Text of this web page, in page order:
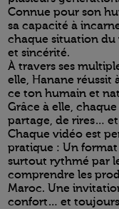
Connue pour son
sa capacité à
chaque situation du
et sincérité.
À travers ses
elle, Hanane réussit
ce ton humain et
Grâce à elle,
partage, de rires…
Chaque vidéo est
pratique : Un
surtout rythmé par
comprendre les
Maroc. Une
confort… et toujours